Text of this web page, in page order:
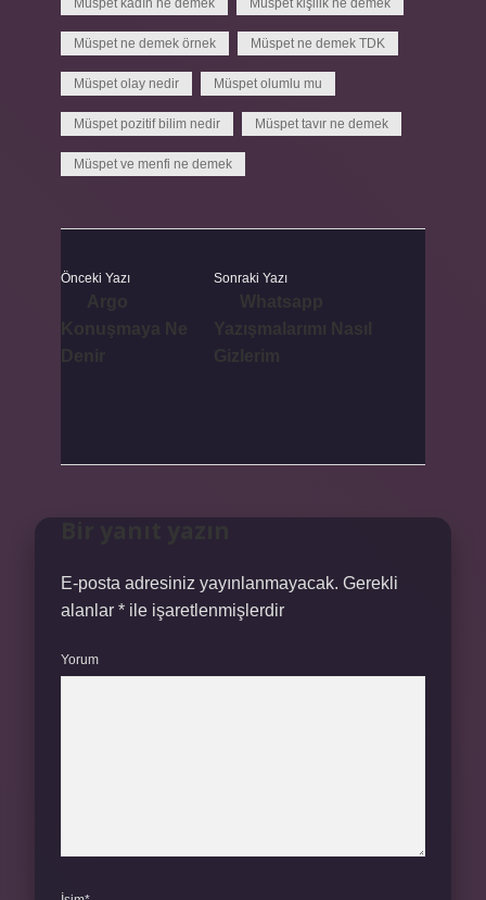
Müspet kadın ne demek Müspet kişilik ne demek
Müspet ne demek örnek Müspet ne demek TDK
Müspet olay nedir Müspet olumlu mu
Müspet pozitif bilim nedir Müspet tavır ne demek
Müspet ve menfi ne demek
Önceki Yazı Sonraki Yazı
E-posta adresiniz yayınlanmayacak. Gerekli
alanlar * ile işaretlenmişlerdir
Yorum